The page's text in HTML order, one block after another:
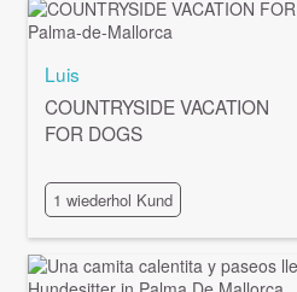
Luis
COUNTRYSIDE VACATION
FOR DOGS
1 wiederhol Kund